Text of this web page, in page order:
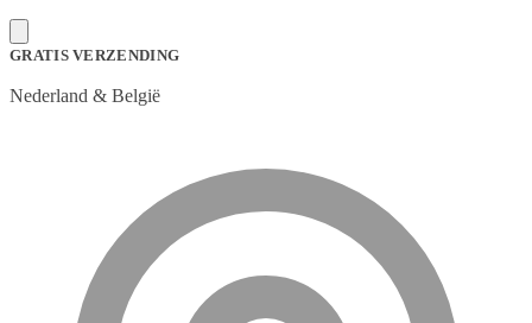
GRATIS VERZENDING
Nederland & België